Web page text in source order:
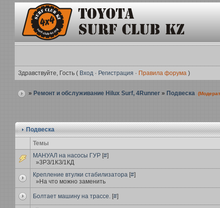
Здравствуйте, Гость ( Вход· Регистрация · Правила форума)
» Ремонт и обслуживание Hilux Surf, 4Runner» Подвеска
Подвеска
Темы
МАНУАЛ на насосы ГУР[#]
»3РЗ/1КЗ/1КД
Крепление втулки стабилизатора[#]
»На что можно заменить
Болтает машину на трассе.[#]